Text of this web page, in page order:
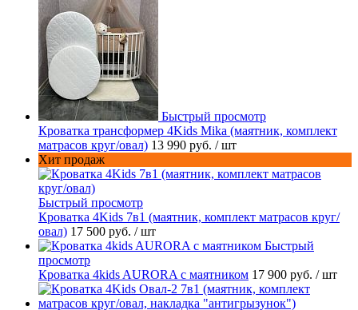
Быстрый просмотр
Кроватка трансформер 4Kids Mika (маятник, комплект
матрасов круг/овал) 13 990 руб. / шт
Хит продаж
Быстрый просмотр
Кроватка 4Kids 7в1 (маятник, комплект матрасов круг/
овал) 17 500 руб. / шт
Быстрый
просмотр
Кроватка 4kids AURORA c маятником 17 900 руб. / шт